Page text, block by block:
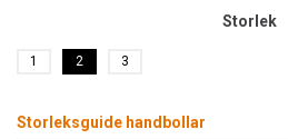
Storlek
1 2 3
Storleksguide handbollar